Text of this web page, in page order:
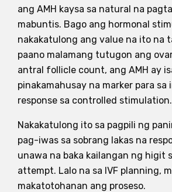
ang AMH kaysa sa natural na
mabuntis. Bago ang hormonal
nakakatulong ang value na ito na
paano malamang tutugon ang
antral follicle count, ang AMH ay
pinakamahusay na marker para sa
response sa controlled stimulation.
Nakakatulong ito sa pagpili ng
pag-iwas sa sobrang lakas na
unawa na baka kailangan ng higit
attempt. Lalo na sa IVF planning,
makatotohanan ang proseso.